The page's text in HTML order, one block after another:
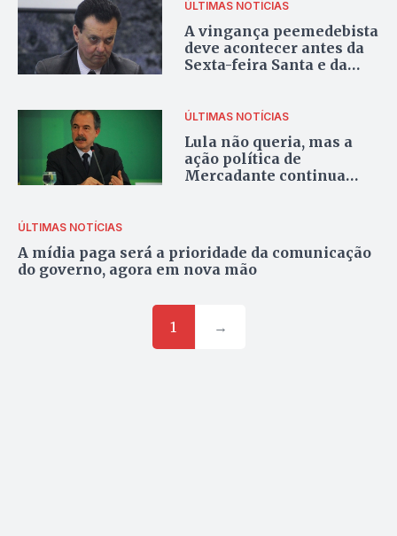
ÚLTIMAS NOTÍCIAS
A vingança peemedebista
deve acontecer antes da
Sexta-feira Santa e da
ÚLTIMAS NOTÍCIAS
Lula não queria, mas a
ação política de
Mercadante continua
ÚLTIMAS NOTÍCIAS
A mídia paga será a prioridade da comunicação
do governo, agora em nova mão
1 →